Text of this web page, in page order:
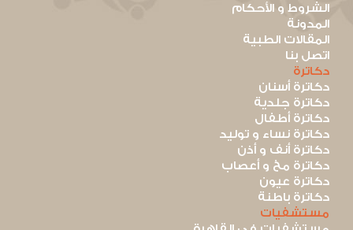
الشروط و الأحكام
المدونة
المقالات الطبية
اتصل بنا
دكاترة
دكاترة أسنان
دكاترة جلدية
دكاترة أطفال
دكاترة نساء و توليد
دكاترة أنف و أذن
دكاترة مخ و أعصاب
دكاترة عيون
دكاترة باطنة
مستشفيات